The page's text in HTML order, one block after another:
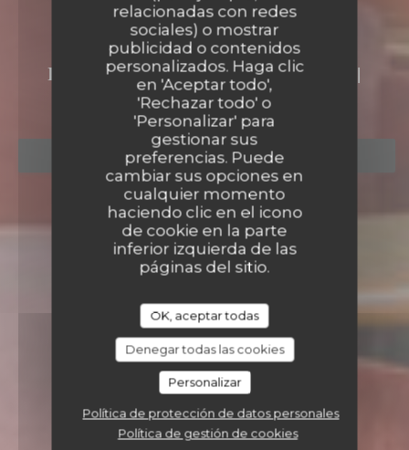
relacionadas con redes
sociales) o mostrar
publicidad o contenidos
personalizados. Haga clic
en 'Aceptar todo',
'Rechazar todo' o
'Personalizar' para
gestionar sus
preferencias. Puede
cambiar sus opciones en
cualquier momento
haciendo clic en el icono
de cookie en la parte
inferior izquierda de las
páginas del sitio.
OK, aceptar todas
Denegar todas las cookies
Personalizar
Política de protección de datos personales
Política de gestión de cookies
LA PASSAGÈRE
LA PASSAGÈRE
RESTAURANTE Y CASA DE TÉ |
NANTES
RESERVAR UNA MESA